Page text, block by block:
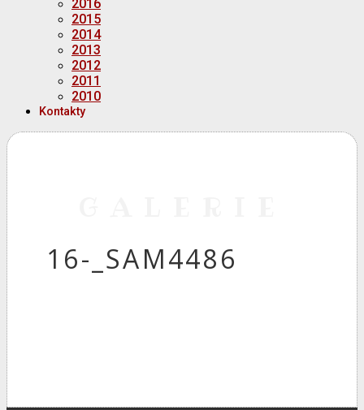
2016
2015
2014
2013
2012
2011
2010
Kontakty
16-_SAM4486